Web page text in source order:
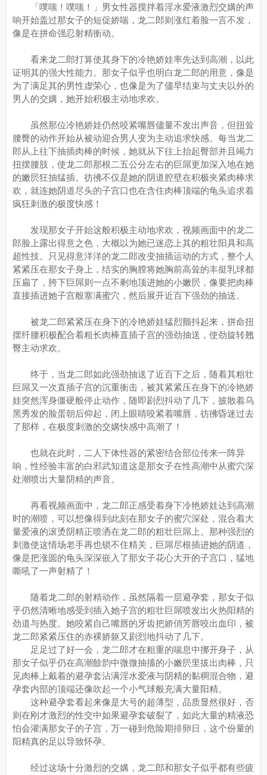
「噗嗤！噗嗤！」男女性器搅拌着淫水爱液激烈交媾的声
响开始盖过那女子的短促娇喘，龙二郎则涨红着脸一言不发，
像是在拼命强忍射精衝动。
看来龙二郎打算使其身下的冷艳娇娃率先达到高潮，以此
证明其的强大性能力。那女子似乎也明白龙二郎的用意，像是
为了满足其的男性虚荣心，也像是为了儘早结束与丈夫以外的
男人的交媾，她开始积极主动地求欢。
虽然那位冷艳娇娃仍然咬紧嘴唇儘量不发出声音，但扭耸
腰臀的动作开始从被动迎合男人变为主动追求快感。每当龙二
郎从上往下抽插肉棒的时候，她就从下往上抬起臀部并且竭力
扭摆腰肢，使龙二郎那根二五公分左右的巨屌更加深入地在她
的嫩屄狂抽猛插。彷彿不仅是她的阴道腔壁在积极夹紧肉棒求
欢，就连她阴道尽头的子宫口也在含住肉棒顶端的龟头追求着
疯狂刺激的极度快感！
发现那女子开始这般积极主动地求欢，视频画面中的龙二
郎脸上露出得意之色，大概以为她已迷恋上其的粗壮阳具和高
超性技。只见得意洋洋的龙二郎改变抽插运动的方式，整个人
紧紧压在那女子身上，结实的胸膛将她胸前高耸的丰挺乳球都
压扁了，胯下巨屌则一点不剩地顶进她的小嫩屄，像要把肉棒
直接插进她子宫般塞满蜜穴，然后展开近百下强劲的抽送。
被龙二郎紧紧压在身下的冷艳娇娃猛烈颤抖起来，拼命扭
摆纤腰积极配合着粗长肉棒直插子宫的强劲抽送，使劲旋转翘
臀主动求欢。
终于，当龙二郎如此强劲抽送了近百下之后，随着其粗壮
巨屌又一次直插子宫的沉重衝击，被其紧紧压在身下的冷艳娇
娃突然浑身僵硬般停止动作，随即剧烈抖动了几下，披散着乌
黑秀发的脸蛋朝后仰起，闭上眼睛咬紧着嘴唇，彷彿昏迷过去
了那样，在极度刺激的交媾快感中高潮了！
也就在此时，二人下体性器的紧密结合部位传来一阵异
响，性经验丰富的白邪武知道这是那女子在性高潮中从蜜穴深
处潮喷出大量阴精的声音。
再看视频画面中，龙二郎正感受着身下冷艳娇娃达到高潮
时的潮喷，可以想像得到此刻在那女子的蜜穴深处，混合着大
量爱液的滚烫阴精正喷洒在龙二郎的粗壮巨屌上。那种强烈的
刺激使这情场老手再也锁不住精关，巨屌尽根插进她的阴道，
像是把涨圆的龟头深深嵌入了那女子花心大开的子宫口，猛地
嘶吼了一声射精了！
随着龙二郎的射精动作，虽然隔着一层避孕套，那女子似
乎仍然清晰地感受到插入她子宫的粗壮巨屌喷发出火热阳精的
劲道与热度。她咬紧自己嘴唇的牙齿把娇俏芳唇咬出血印，被
龙二郎紧紧压住的赤裸娇躯又剧烈地抖动了几下。
足足过了好一会，龙二郎才在粗重的喘息中挪开身子，从
那女子似乎仍在高潮餘韵中微微抽搐的小嫩屄里拔出肉棒，只
见肉棒上戴着的避孕套沾满淫水爱液与阴精的黏稠混合物，避
孕套内部的顶端还像吹起一个小气球般充满大量阳精。
这种避孕套看起来像是大号的超薄型，品质显然很好，否
则在刚才激烈的性交中如果避孕套破裂了，如此大量的精液恐
怕会灌满那女子的子宫，万一碰到危险期排卵日，这个份量的
阳精真的足以导致怀孕。
经过这场十分激烈的交媾，龙二郎和那女子似乎都有些疲